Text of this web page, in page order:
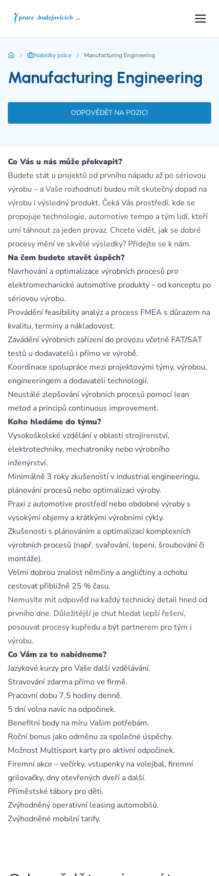
Nabídky práce Manufacturing Engineering
Manufacturing Engineering
ODPOVĚDĚT NA POZICI
Co Vás u nás může překvapit?
Budete stát u projektů od prvního nápadu až po sériovou
výrobu – a Vaše rozhodnutí budou mít skutečný dopad na
výrobu i výsledný produkt. Čeká Vás prostředí, kde se
propojuje technologie, automotive tempo a tým lidí, kteří
umí táhnout za jeden provaz. Chcete vidět, jak se dobré
procesy mění ve skvělé výsledky? Přidejte se k nám.
Na čem budete stavět úspěch?
Navrhování a optimalizace výrobních procesů pro
elektromechanické automotive produkty – od konceptu po
sériovou výrobu.
Provádění feasibility analýz a process FMEA s důrazem na
kvalitu, termíny a nákladovost.
Zavádění výrobních zařízení do provozu včetně FAT/SAT
testů u dodavatelů i přímo ve výrobě.
Koordinace spolupráce mezi projektovými týmy, výrobou,
engineeringem a dodavateli technologií.
Neustálé zlepšování výrobních procesů pomocí lean
metod a principů continuous improvement.
Koho hledáme do týmu?
Vysokoškolské vzdělání v oblasti strojírenství,
elektrotechniky, mechatroniky nebo výrobního
inženýrství.
Minimálně 3 roky zkušeností v industrial engineeringu,
plánování procesů nebo optimalizaci výroby.
Praxi z automotive prostředí nebo obdobné výroby s
vysokými objemy a krátkými výrobními cykly.
Zkušenosti s plánováním a optimalizací komplexních
výrobních procesů (např. svařování, lepení, šroubování či
montáže).
Velmi dobrou znalost němčiny a angličtiny a ochotu
cestovat přibližně 25 % času.
Nemusíte mít odpověď na každý technický detail hned od
prvního dne. Důležitější je chuť hledat lepší řešení,
posouvat procesy kupředu a být partnerem pro tým i
výrobu.
Co Vám za to nabídneme?
Jazykové kurzy pro Vaše další vzdělávání.
Stravování zdarma přímo ve firmě.
Pracovní dobu 7,5 hodiny denně.
5 dní volna navíc na odpočinek.
Benefitní body na míru Vašim potřebám.
Roční bonus jako odměnu za společné úspěchy.
Možnost Multisport karty pro aktivní odpočinek.
Firemní akce – večírky, vstupenky na volejbal, firemní
grilovačky, dny otevřených dveří a další.
Příměstské tábory pro děti.
Zvýhodněný operativní leasing automobilů.
Zvýhodněné mobilní tarify.